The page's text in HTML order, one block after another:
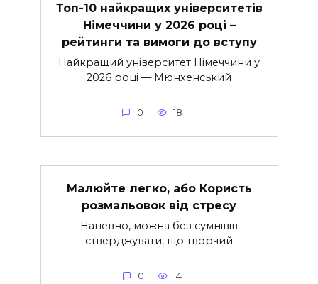
Топ-10 найкращих університетів
Німеччини у 2026 році –
рейтинги та вимоги до вступу
Найкращий університет Німеччини у
2026 році — Мюнхенський
0 18
Малюйте легко, або Користь
розмальовок від стресу
Напевно, можна без сумнівів
стверджувати, що творчий
0 14